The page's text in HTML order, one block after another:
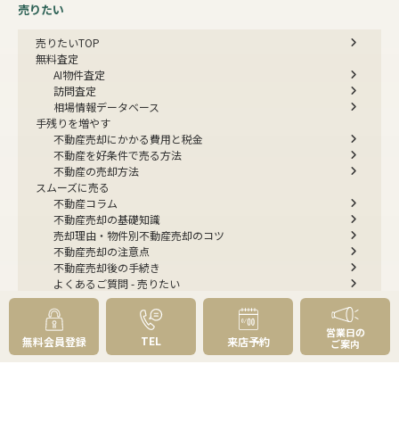
売りたい
売りたいTOP
無料査定
AI物件査定
訪問査定
相場情報データベース
手残りを増やす
不動産売却にかかる費用と税金
不動産を好条件で売る方法
不動産の売却方法
スムーズに売る
不動産コラム
不動産売却の基礎知識
売却理由・物件別不動産売却のコツ
不動産売却の注意点
不動産売却後の手続き
よくあるご質問 - 売りたい
スピード売却
不動産買取という売却方法
不動産のご売却お任せください
弊社が選ばれる理由
売却成功ストーリー40選
無料会員登録 TEL 来店予約
営業日の
ご案内